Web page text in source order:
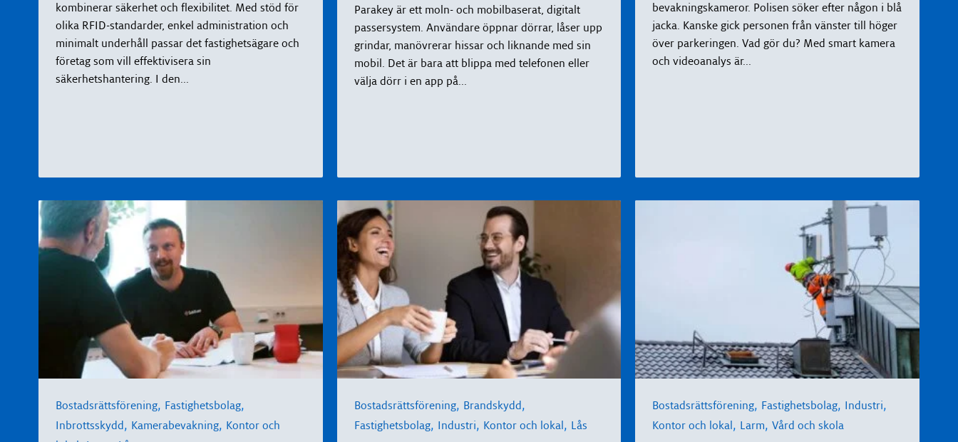
kombinerar säkerhet och flexibilitet. Med stöd för
olika RFID-standarder, enkel administration och
minimalt underhåll passar det fastighetsägare och
företag som vill effektivisera sin
säkerhetshantering. I den...
Parakey är ett moln- och mobilbaserat, digitalt
passersystem. Användare öppnar dörrar, låser upp
grindar, manövrerar hissar och liknande med sin
mobil. Det är bara att blippa med telefonen eller
välja dörr i en app på...
bevakningskameror. Polisen söker efter någon i blå
jacka. Kanske gick personen från vänster till höger
över parkeringen. Vad gör du? Med smart kamera
och videoanalys är...
Bostadsrättsförening, Fastighetsbolag,
Inbrottsskydd, Kamerabevakning, Kontor och
Bostadsrättsförening, Brandskydd,
Fastighetsbolag, Industri, Kontor och lokal, Lås
Bostadsrättsförening, Fastighetsbolag, Industri,
Kontor och lokal, Larm,Vård och skola